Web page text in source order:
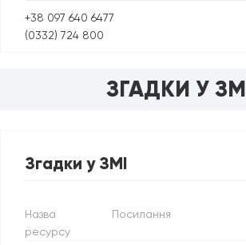
+38 097 640 6477
(0332) 724 800
ЗГАДКИ У
Згадки у ЗМІ
Назва
ресурсу
Посилання